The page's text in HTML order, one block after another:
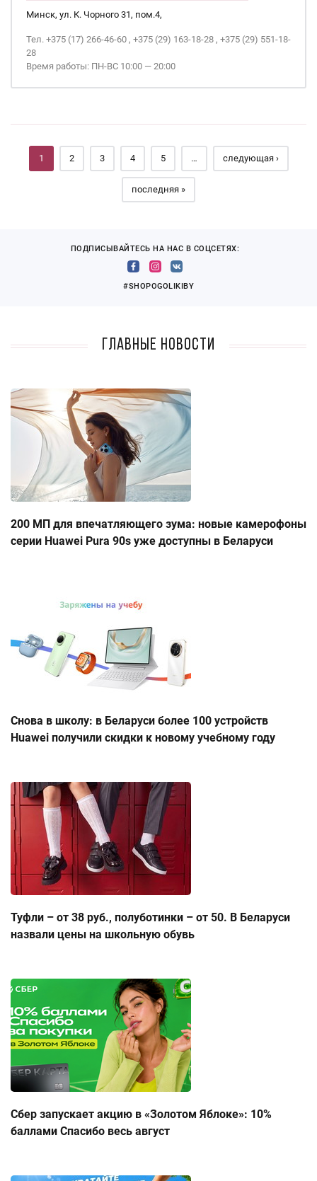
Минск, ул. К. Чорного 31, пом.4,
Тел. +375 (17) 266-46-60 , +375 (29) 163-18-28 , +375 (29) 551-18-
28
Время работы: ПН-ВС 10:00 — 20:00
Страницы
1 2 3 4 5 … следующая ›
последняя »
ПОДПИСЫВАЙТЕСЬ НА НАС В СОЦСЕТЯХ:
#SHOPOGOLIKIBY
Главные новости
200 МП для впечатляющего зума: новые камерофоны
серии Huawei Pura 90s уже доступны в Беларуси
Снова в школу: в Беларуси более 100 устройств
Huawei получили скидки к новому учебному году
Туфли – от 38 руб., полуботинки – от 50. В Беларуси
назвали цены на школьную обувь
Сбер запускает акцию в «Золотом Яблоке»: 10%
баллами Спасибо весь август